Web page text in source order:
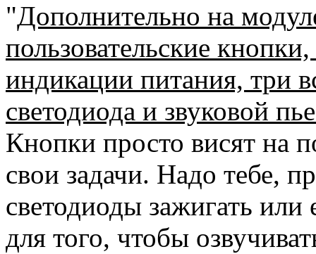
"Дополнительно на
пользовательские
индикации питания, три
светодиода и звуковой
Кнопки просто висят на
свои задачи. Надо тебе,
светодиоды зажигать
для того, чтобы